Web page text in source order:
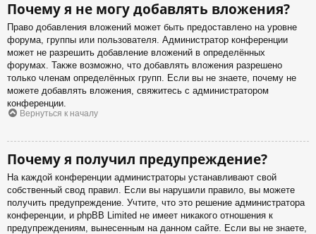
Почему я не могу добавлять вложения?
Право добавления вложений может быть предоставлено на уровне
форума, группы или пользователя. Администратор конференции
может не разрешить добавление вложений в определённых
форумах. Также возможно, что добавлять вложения разрешено
только членам определённых групп. Если вы не знаете, почему не
можете добавлять вложения, свяжитесь с администратором
конференции.
Вернуться к началу
Почему я получил предупреждение?
На каждой конференции администраторы устанавливают свой
собственный свод правил. Если вы нарушили правило, вы можете
получить предупреждение. Учтите, что это решение администратора
конференции, и phpBB Limited не имеет никакого отношения к
предупреждениям, вынесенным на данном сайте. Если вы не знаете,